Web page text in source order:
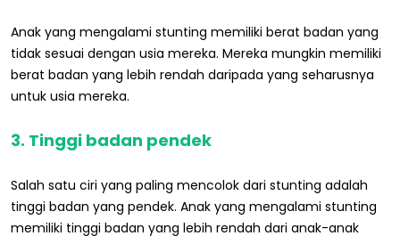
Anak yang mengalami stunting memiliki berat badan yang
tidak sesuai dengan usia mereka. Mereka mungkin memiliki
berat badan yang lebih rendah daripada yang seharusnya
untuk usia mereka.
3. Tinggi badan pendek
Salah satu ciri yang paling mencolok dari stunting adalah
tinggi badan yang pendek. Anak yang mengalami stunting
memiliki tinggi badan yang lebih rendah dari anak-anak